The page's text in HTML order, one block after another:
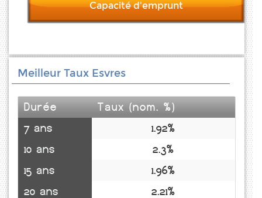
Capacité d'emprunt
Meilleur Taux Esvres
Durée
Taux (nom. %)
7 ans
1.92%
10 ans
2.3%
15 ans
1.96%
20 ans
2.21%